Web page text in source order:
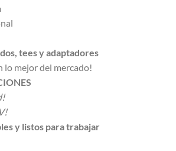
tees y adaptadores
lo mejor del mercado!
y listos para trabajar